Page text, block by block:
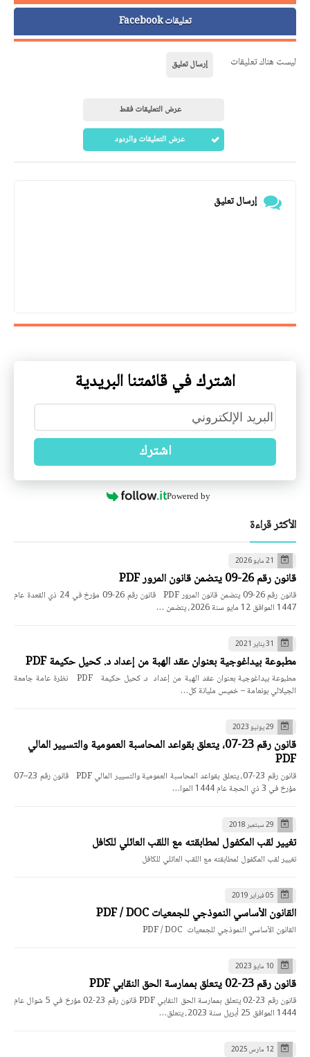
تعليقات Facebook
ليست هناك تعليقات إرسال تعليق
عرض التعليقات فقط
عرض التعليقات والردود
إرسال تعليق
اشترك في قائمتنا البريدية
اشترك
Powered by
الأكثر قراءة
21 مايو 2026
قانون رقم 26-09 يتضمن قانون المرور PDF
قانون رقم 26-09 يتضمن قانون المرور PDF قانون رقم 26-09 مؤرخ في 24 ذي القعدة عام
1447 الموافق 12 مايو سنة 2026، يتضمن …
31 يناير 2021
مطبوعة بيداغوجية بعنوان عقد الهبة من إعداد د. كحيل حكيمة PDF
مطبوعة بيداغوجية بعنوان عقد الهبة من إعداد د. كحيل حكيمة PDF نظرة عامة جامعة
الجيلالي بونعامة – خميس مليانة كل…
29 يونيو 2023
قانون رقم 23-07، يتعلق بقواعد المحاسبة العمومية والتسيير المالي
PDF
قانون رقم 23-07، يتعلق بقواعد المحاسبة العمومية والتسيير المالي PDF قانون رقم 23–07
مؤرخ في 3 ذي الحجة عام 1444 الموا…
29 سبتمبر 2018
تغيير لقب المكفول لمطابقته مع اللقب العائلي للكافل
تغيير لقب المكفول لمطابقته مع اللقب العائلي للكافل
05 فبراير 2019
القانون الأساسي النموذجي للجمعيات PDF / DOC
القانون الأساسي النموذجي للجمعيات PDF / DOC
10 مايو 2023
قانون رقم 23-02 يتعلق بممارسة الحق النقابي PDF
قانون رقم 23-02 يتعلق بممارسة الحق النقابي PDF قانون رقم 23-02 مؤرخ في 5 شوال عام
1444 الموافق 25 أبريل سنة 2023، يتعلق…
12 مارس 2025